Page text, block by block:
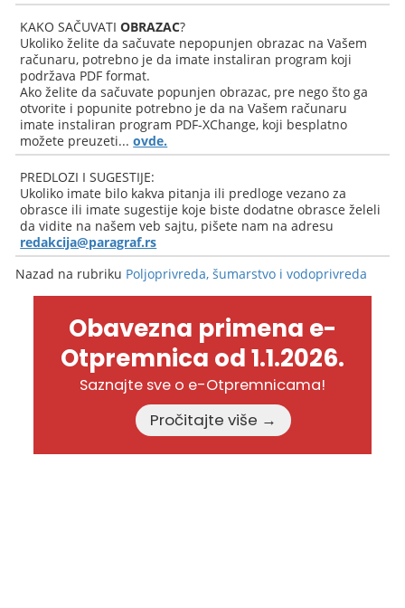
KAKO SAČUVATIOBRAZAC?
Ukoliko želite da sačuvate nepopunjen obrazac na Vašem
računaru, potrebno je da imate instaliran program koji
podržava PDF format.
Ako želite da sačuvate popunjen obrazac, pre nego što ga
otvorite i popunite potrebno je da na Vašem računaru
imate instaliran program PDF-XChange, koji besplatno
možete preuzeti...ovde.
PREDLOZI I SUGESTIJE:
Ukoliko imate bilo kakva pitanja ili predloge vezano za
obrasce ili imate sugestije koje biste dodatne obrasce želeli
da vidite na našem veb sajtu, pišete nam na adresu
redakcija@paragraf.rs
Nazad na rubriku Poljoprivreda, šumarstvo i vodoprivreda
Obavezna primena e-
Otpremnica od 1.1.2026.
Saznajte sve o e-Otpremnicama!
Pročitajte više →